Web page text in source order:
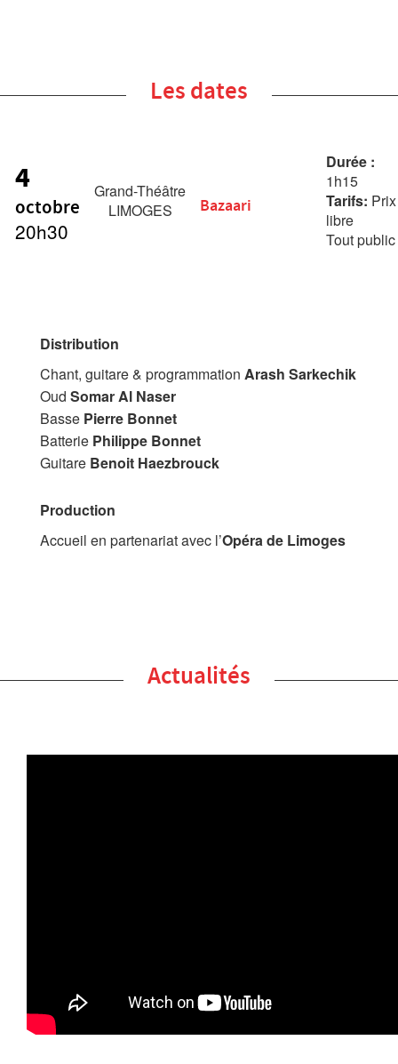
Les dates
4
octobre
20h30
Grand-Théâtre
LIMOGES
Bazaari
Durée :
1h15
Tarifs: Prix
libre
Tout public
Distribution
Chant, guitare & programmation Arash Sarkechik
Oud Somar Al Naser
Basse Pierre Bonnet
Batterie Philippe Bonnet
Guitare Benoit Haezbrouck
Production
Accueil en partenariat avec l’Opéra de Limoges
Actualités